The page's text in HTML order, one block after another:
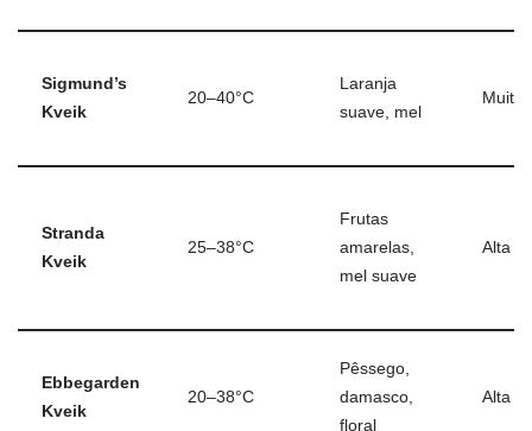
Sigmund’s
Kveik
20–40°C
Laranja
suave, mel
Muito
Stranda
Kveik
25–38°C
Frutas
amarelas,
mel suave
Alta
Ebbegarden
Kveik
20–38°C
Pêssego,
damasco,
floral
Alta